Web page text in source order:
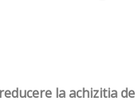
la achizitia